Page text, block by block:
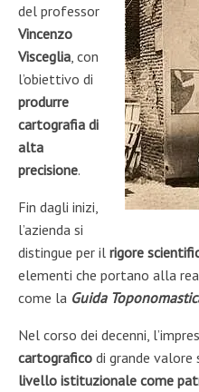
del professor
Vincenzo
Visceglia , con
l’obiettivo di
produrre
cartografia di
alta
precisione.
Fin dagli inizi,
l’azienda si
distingue per il rigore
elementi che portano alla
come la Guida
Nel corso dei decenni,
cartografico di grande valore
livello istituzionale come